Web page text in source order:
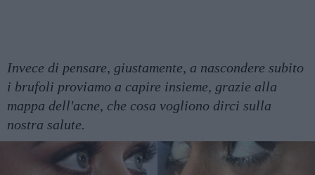
Invece di pensare, giustamente, a nascondere subito
i brufoli proviamo a capire insieme, grazie alla
mappa dell'acne, che cosa vogliono dirci sulla
nostra salute.